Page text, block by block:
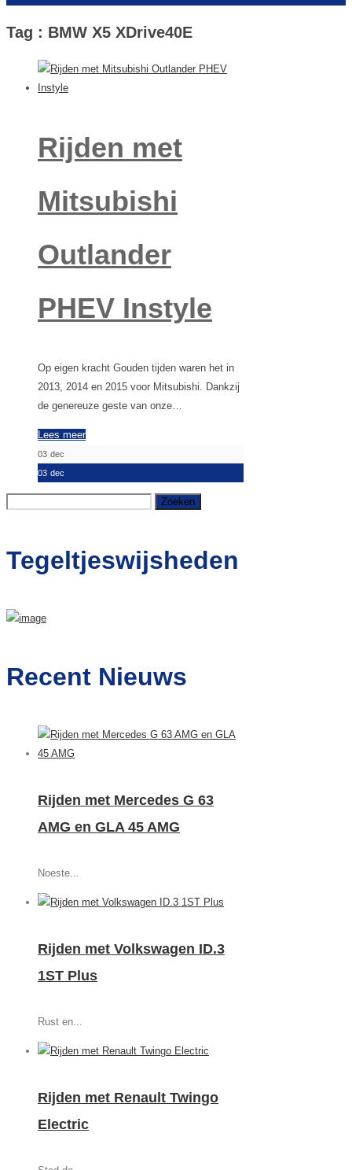
Tag : BMW X5 XDrive40E
Rijden met
Mitsubishi
Outlander
PHEV Instyle
Op eigen kracht Gouden tijden waren het in
2013, 2014 en 2015 voor Mitsubishi. Dankzij
de genereuze geste van onze…
Lees meer
03 dec
03 dec
Tegeltjeswijsheden
Recent Nieuws
Rijden met Mercedes G 63
AMG en GLA 45 AMG
Noeste...
Rijden met Volkswagen ID.3
1ST Plus
Rust en...
Rijden met Renault Twingo
Electric